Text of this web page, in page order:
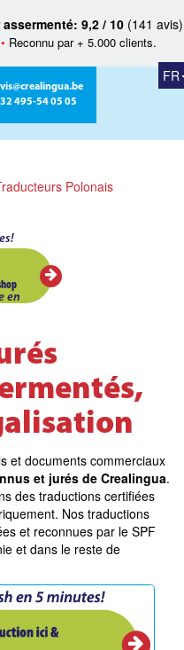
9,2 / 10 (141 avis)
• Reconnu par + 5.000 clients.
495-54 05 05
FR
Polonais
en
et documents commerciaux
et jurés de Crealingua.
des traductions certifiées
Nos traductions
et reconnues par le SPF
et dans le reste de